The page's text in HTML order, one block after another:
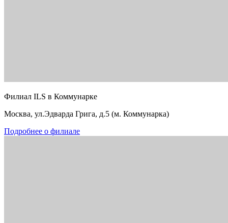
Филиал ILS в Коммунарке
Москва, ул.Эдварда Грига, д.5 (м. Коммунарка)
Подробнее о филиале